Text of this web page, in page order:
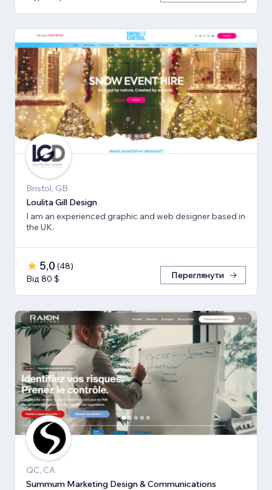
Bristol, GB
Loulita Gill Design
I am an experienced graphic and web designer based in
the UK.
5,0 (48)
Від 80 $
Переглянути
QC, CA
Summum Marketing Design & Communications